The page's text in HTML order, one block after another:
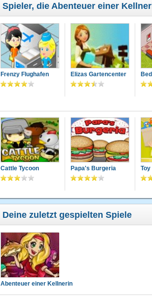
Spieler, die Abenteuer einer
Frenzy Flughafen Elizas Gartencenter
Cattle Tycoon Papa's Burgeria
Deine zuletzt gespielten Spiele
Abenteuer einer Kellnerin